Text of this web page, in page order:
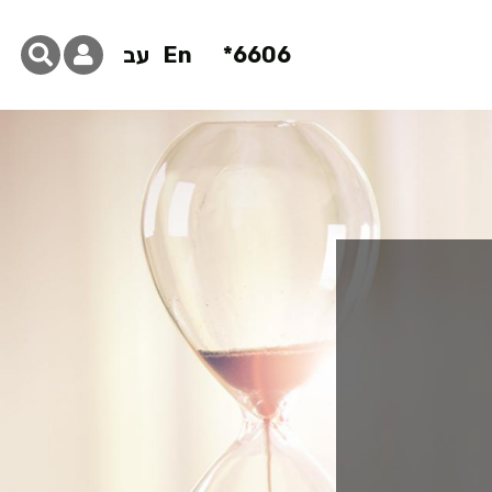
6606*
En עב